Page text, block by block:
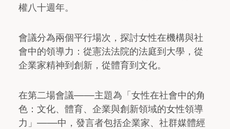
權八十週年。
會議分為兩個平行場次，探討女性在機構與社
會中的領導力：從憲法法院的法庭到大學，從
企業家精神到創新，從體育到文化。
在第二場會議——主題為「女性在社會中的角
色：文化、體育、企業與創新領域的女性領導
力」——中，發言者包括企業家、社群媒體經